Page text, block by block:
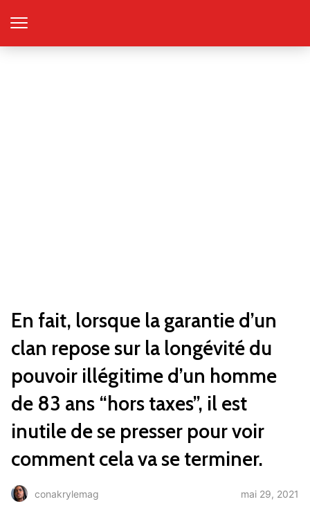
En fait, lorsque la garantie d’un
clan repose sur la longévité du
pouvoir illégitime d’un homme
de 83 ans “hors taxes”, il est
inutile de se presser pour voir
comment cela va se terminer.
conakrylemag mai 29, 2021